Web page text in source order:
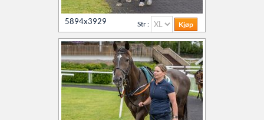
5894x3929 Str :